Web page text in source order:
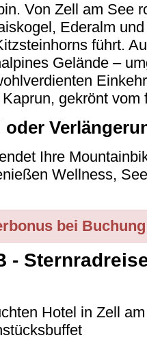
Von Zell am See
Ederalm
führt.
Gelände –
gekrönt vom
oder
Ihre
Wellness,
bei
-
Hotel in Zell